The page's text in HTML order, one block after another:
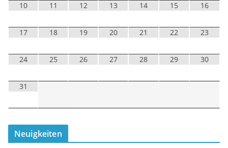
10 11 12 13 14 15 16
17 18 19 20 21 22 23
24 25 26 27 28 29 30
31
Neuigkeiten